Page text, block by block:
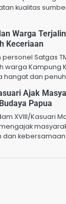
kualitas
Warga
Keceriaan
Satgas
warga Kampung
hangat dan
Ajak
Papua
XVIII/Kasuari